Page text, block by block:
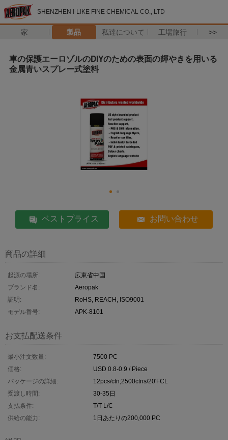
SHENZHEN I-LIKE FINE CHEMICAL CO., LTD
家 製品 私達について 工場旅行 >>
車の保護エーロゾルのDIYのための表面の輝やきを用いる
金属青いスプレー式塗料
ベストプライス お問い合わせ
商品の詳細
起源の場所:
広東省中国
ブランド名:
Aeropak
証明:
RoHS, REACH, ISO9001
モデル番号:
APK-8101
お支払配送条件
最小注文数量:
7500 PC
価格:
USD 0.8-0.9 / Piece
パッケージの詳細:
12pcs/ctn;2500ctns/20'FCL
受渡し時間:
30-35日
支払条件:
T/T L/C
供給の能力:
1日あたりの200,000 PC